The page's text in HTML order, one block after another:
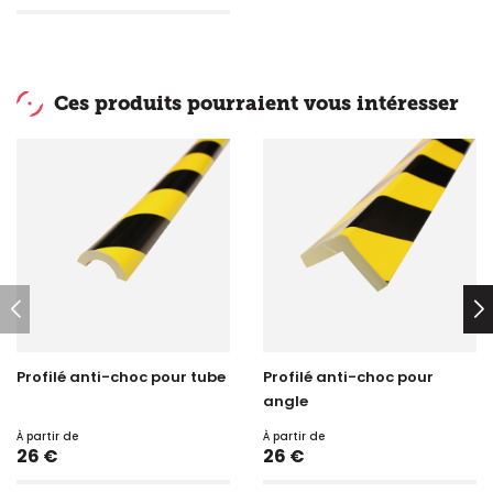
Ces produits pourraient vous intéresser
Profilé anti-choc pour tube
À partir de
Prix
26 €
Profilé anti-choc pour
angle
À partir de
Prix
26 €